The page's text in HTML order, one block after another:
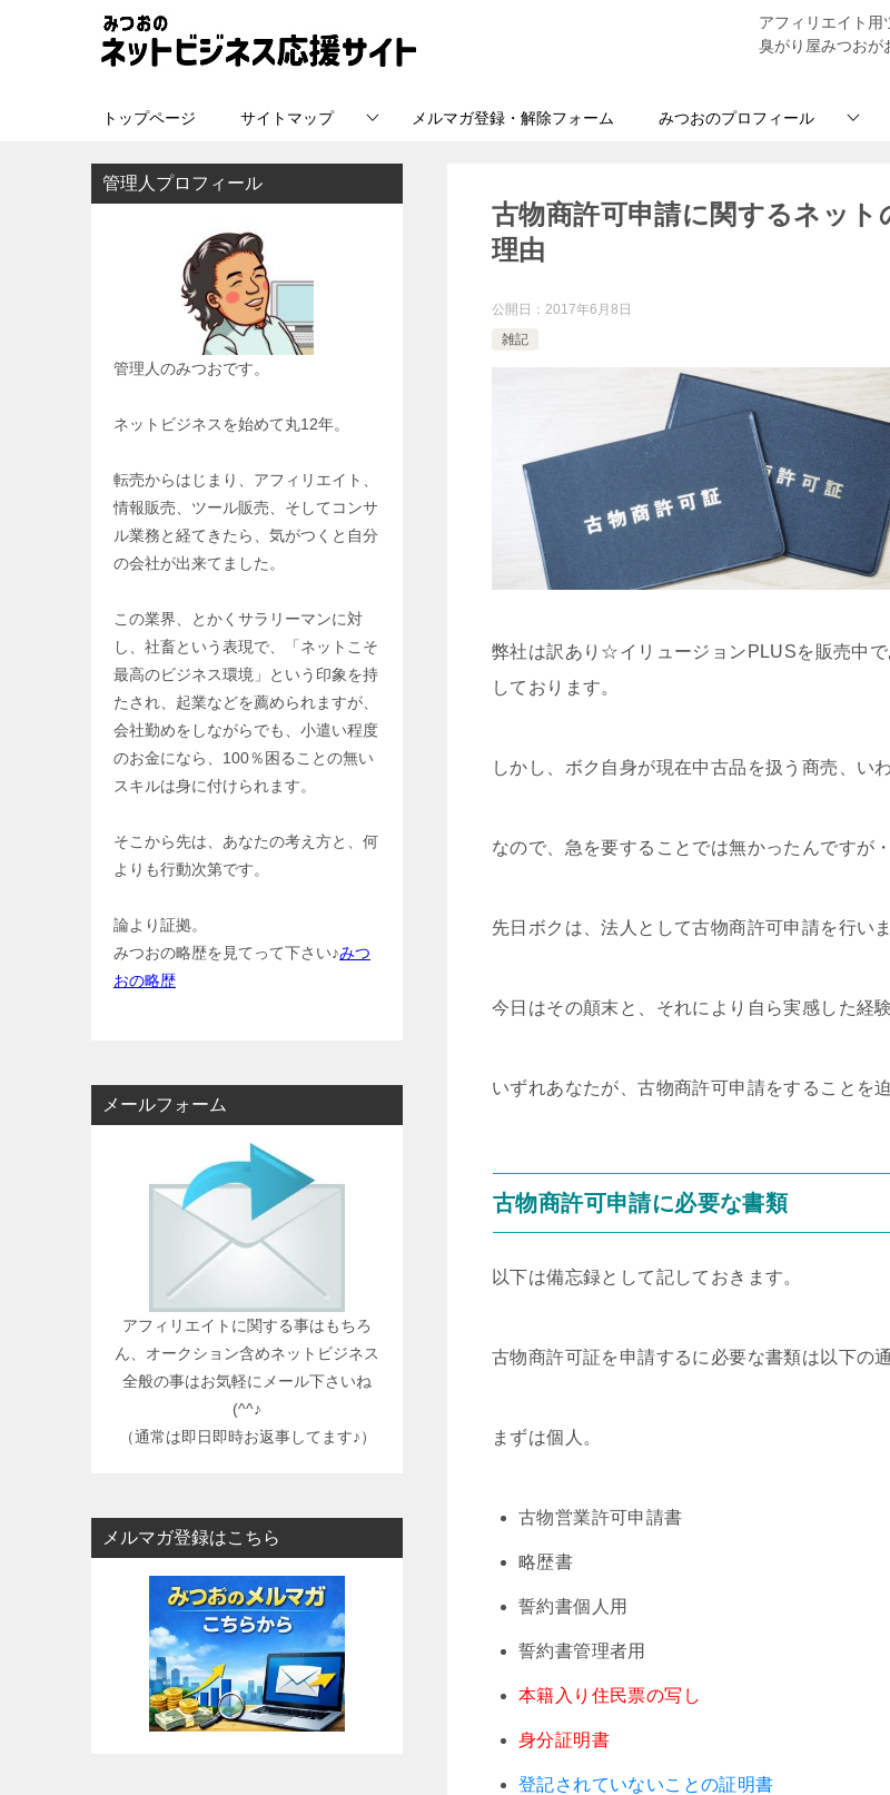
アフィリエイト用
臭がり屋みつおが
トップページ サイトマップ メルマガ登録・解除フォーム みつおのプロフィール
古物商許可申請に関するネッ
理由
公開日： 2017年6月8日
雑記
弊社は訳あり☆イリュージョンPLUSを販売中
しております。
しかし、ボク自身が現在中古品を扱う商売、い
なので、急を要することでは無かったんですが
先日ボクは、法人として古物商許可申請を行いま
今日はその顛末と、それにより自ら実感した経
いずれあなたが、古物商許可申請をすることを
古物商許可申請に必要な書類
以下は備忘録として記しておきます。
古物商許可証を申請するに必要な書類は以下の通
まずは個人。
古物営業許可申請書
略歴書
誓約書個人用
誓約書管理者用
本籍入り住民票の写し
身分証明書
登記されていないことの証明書
管理人プロフィール
管理人のみつおです。
ネットビジネスを始めて丸12年。
転売からはじまり、アフィリエイト、
情報販売、ツール販売、そしてコンサ
ル業務と経てきたら、気がつくと自分
の会社が出来てました。
この業界、とかくサラリーマンに対
し、社畜という表現で、「ネットこそ
最高のビジネス環境」という印象を持
たされ、起業などを薦められますが、
会社勤めをしながらでも、小遣い程度
のお金になら、100％困ることの無い
スキルは身に付けられます。
そこから先は、あなたの考え方と、何
よりも行動次第です。
論より証拠。
みつおの略歴を見てって下さい♪みつ
おの略歴
メールフォーム
アフィリエイトに関する事はもちろ
ん、オークション含めネットビジネス
全般の事はお気軽にメール下さいね
(^^♪
（通常は即日即時お返事してます♪）
メルマガ登録はこちら